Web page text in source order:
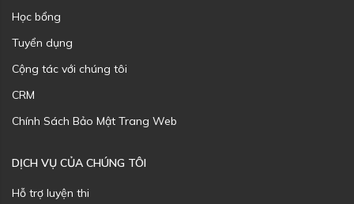
Học bổng
Tuyển dụng
Cộng tác với chúng tôi
CRM
Chính Sách Bảo Mật Trang Web
DỊCH VỤ CỦA CHÚNG TÔI
Hỗ trợ luyện thi